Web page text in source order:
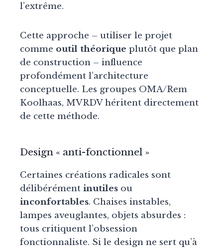
l’extrême.
Cette approche – utiliser le projet
comme outil théorique plutôt que plan
de construction – influence
profondément l’architecture
conceptuelle. Les groupes OMA/Rem
Koolhaas, MVRDV héritent directement
de cette méthode.
Design « anti-fonctionnel »
Certaines créations radicales sont
délibérément inutiles ou
inconfortables. Chaises instables,
lampes aveuglantes, objets absurdes :
tous critiquent l’obsession
fonctionnaliste. Si le design ne sert qu’à